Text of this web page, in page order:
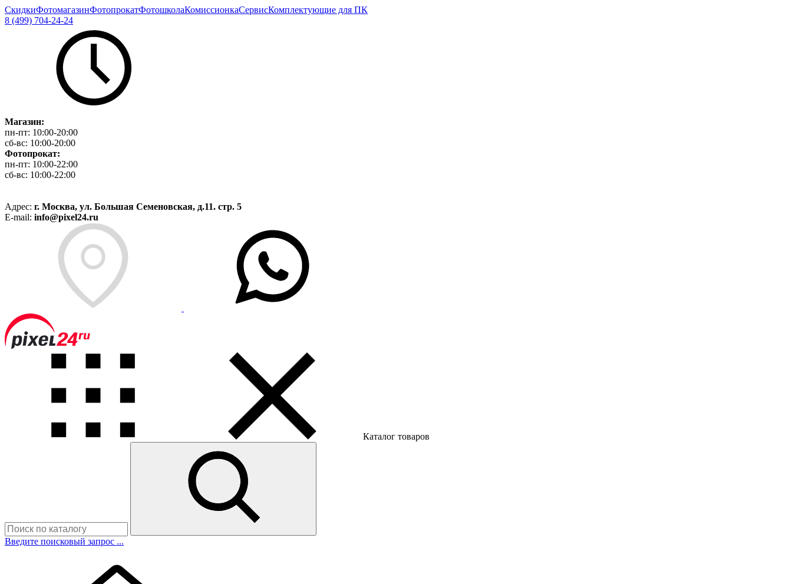
СкидкиФотомагазинФотопрокатФотошколаКомиссионкаСервисКомплектующие для ПК
8 (499) 704-24-24
Магазин:
пн-пт: 10:00-20:00
сб-вс: 10:00-20:00
Фотопрокат:
пн-пт: 10:00-22:00
сб-вс: 10:00-22:00
Адрес: г. Москва, ул. Большая Семеновская, д.11. стр. 5
E-mail: info@pixel24.ru
Каталог товаров
Введите поисковый запрос ...